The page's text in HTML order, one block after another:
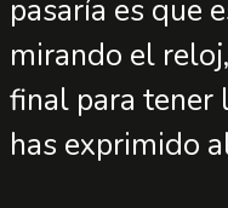
pasaría es que
mirando el
final para tener
has exprimido